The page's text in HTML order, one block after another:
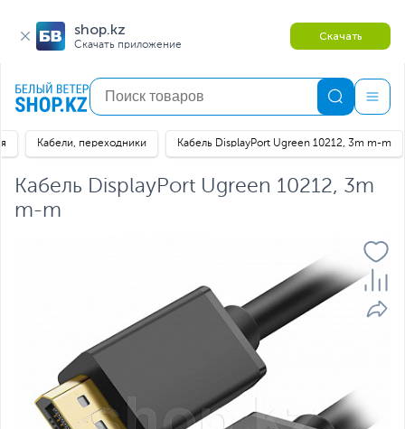
shop.kz
Скачать приложение
Скачать
Кабели, переходники Кабель DisplayPort Ugreen 10212, 3m m-m
Кабель DisplayPort Ugreen 10212, 3m
m-m